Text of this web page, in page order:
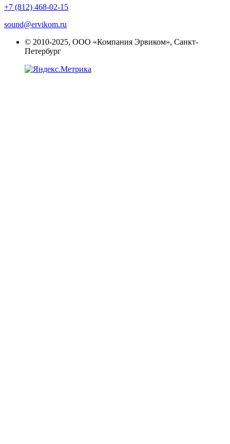
+7 (812) 468-02-15
sound@ervikom.ru
© 2010-2025, ООО «Компания Эрвиком», Санкт-
Петербург